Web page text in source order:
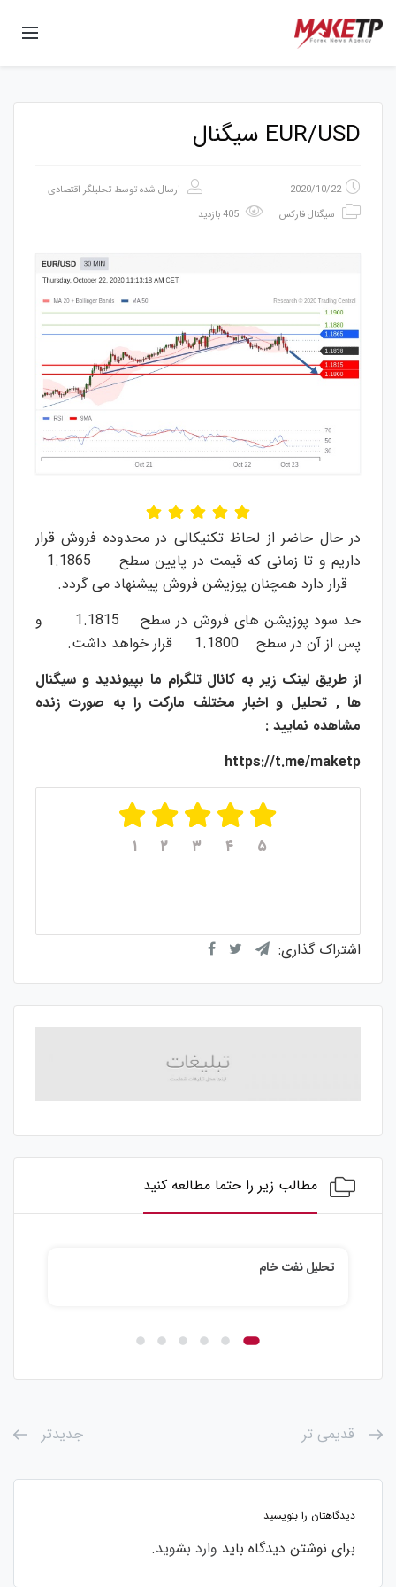
EUR/USD سیگنال
2020/10/22 ارسال شده توسط تحلیلگر اقتصادی
سیگنال فارکس
در حال حاضر از لحاظ تکنیکالی در محدوده فروش قرار
قرار دارد همچنان پوزیشن فروش پیشنهاد می گردد.
حد سود پوزیشن های فروش در سطح 1.1815 و
پس از آن در سطح 1.1800 قرار خواهد داشت.
از طریق لینک زیر به کانال تلگرام ما بپیوندید و سیگنال
ها , تحلیل و اخبار مختلف مارکت را به صورت زنده
مشاهده نمایید :
https://t.me/maketp
۱ ۲ ۳ ۴ ۵
اشتراک گذاری:
مطالب زیر را حتما مطالعه کنید
تحلیل نفت خام
قدیمی تر جدیدتر
دیدگاهتان را بنویسید
برای نوشتن دیدگاه باید وارد بشوید.